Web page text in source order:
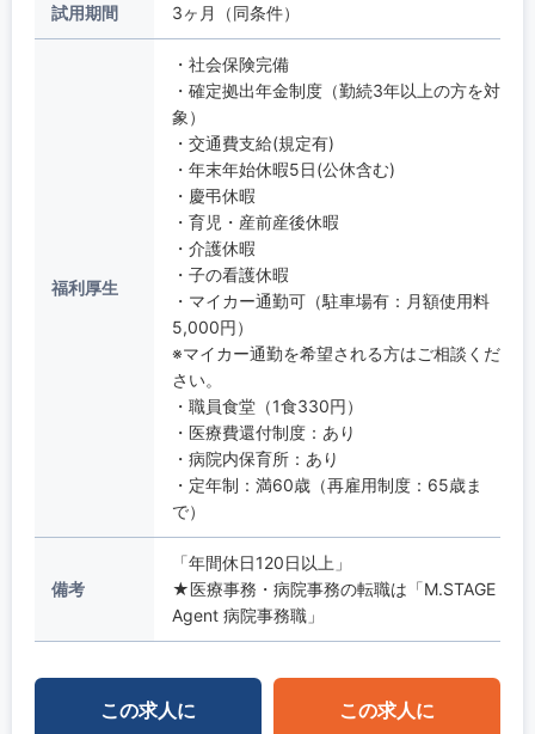
試用期間 3ヶ月（同条件）
福利厚生
・社会保険完備
・確定拠出年金制度（勤続3年以上の方を対
象）
・交通費支給(規定有)
・年末年始休暇5日(公休含む)
・慶弔休暇
・育児・産前産後休暇
・介護休暇
・子の看護休暇
・マイカー通勤可（駐車場有：月額使用料
5,000円）
※マイカー通勤を希望される方はご相談くだ
さい。
・職員食堂（1食330円）
・医療費還付制度：あり
・病院内保育所：あり
・定年制：満60歳（再雇用制度：65歳ま
で）
備考
「年間休日120日以上」
★医療事務・病院事務の転職は「M.STAGE
Agent 病院事務職」
この求人に この求人に